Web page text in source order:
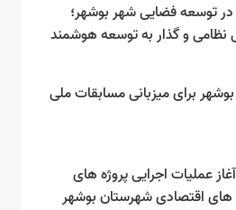
در توسعه فضایی شهر بوشهر؛
و گذار به توسعه هوشمند
برای میزبانی مسابقات ملی
عملیات اجرایی پروژه های
های اقتصادی شهرستان بوشهر